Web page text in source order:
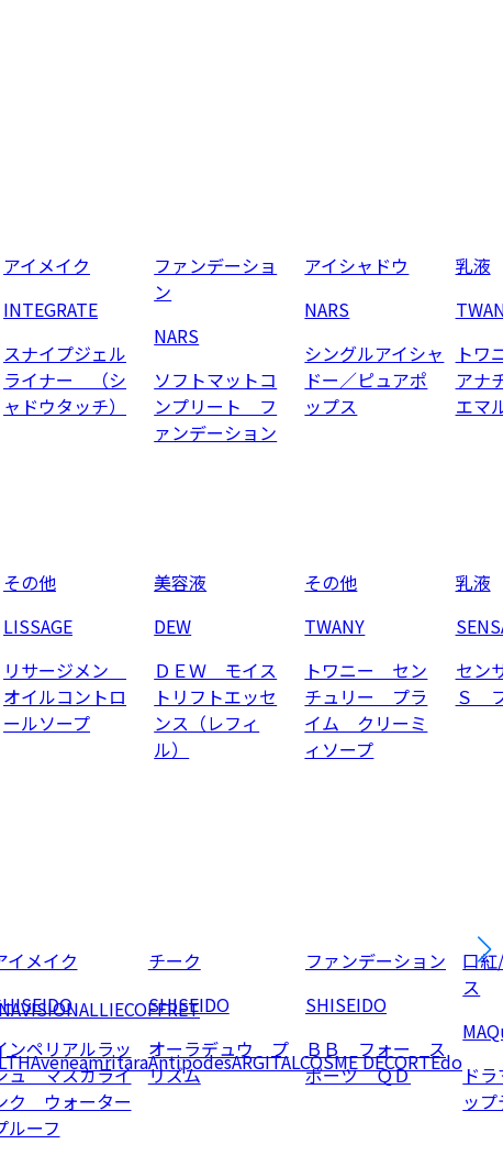
イメイク
ンペリアルラッ
ュ マスカライ
ク ウォーター
ルーフ
チーク
SHISEIDO
オーラデュウ プ
リズム
ファンデーション
SHISEIDO
ＢＢ フォー ス
ポーツ ＱＤ
口
ス
ド
ッ
アイメイク
INTEGRATE
スナイプジェル
ライナー （シ
ャドウタッチ）
ファンデーショ
ン
NARS
ソフトマットコ
ンプリート フ
ァンデーション
アイシャドウ
NARS
シングルアイシャ
ドー／ピュアポ
ップス
乳液
ト
アナ
エマ
その他
LISSAGE
リサージメン
オイルコントロ
ールソープ
美容液
DEW
ＤＥＷ モイス
トリフトエッセ
ンス（レフィ
ル）
その他
TWANY
トワニー セン
チュリー プラ
イム クリーミ
ィソープ
乳液
セン
Ｓ
ALLIECOFFRET
AveneamritaraAntipodesARGITALCOSME DECORTEdo